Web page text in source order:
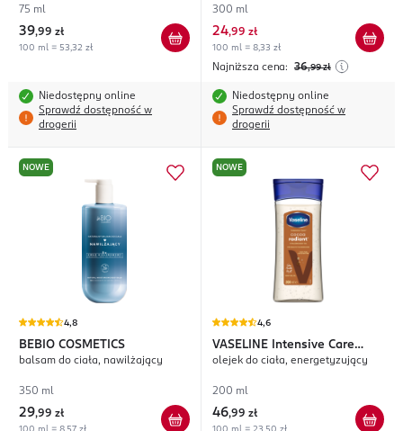
75 ml
39,99 zł
100 ml = 53,32 zł
Niedostępny online
Sprawdź dostępność w
drogerii
300 ml
24,99 zł
100 ml = 8,33 zł
Najniższa cena: 36,99 zł
Niedostępny online
Sprawdź dostępność w
drogerii
NOWE
4,8
BEBIO COSMETICS
balsam do ciała, nawilżający
350 ml
29,99 zł
100 ml = 8,57 zł
NOWE
4,6
VASELINE
Intensive Care
Cocoa Radiant
olejek do ciała, energetyzujący
200 ml
46,99 zł
100 ml = 23,50 zł